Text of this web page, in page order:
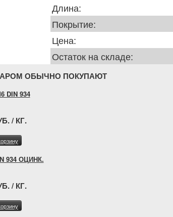
Длина:
Покрытие:
Цена:
Остаток на складе:
ОБЫЧНО ПОКУПАЮТ
DIN 934
/ КГ.
934 ОЦИНК.
/ КГ.